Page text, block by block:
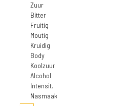
Zuur
Bitter
Fruitig
Moutig
Kruidig
Body
Koolzuur
Alcohol
Intensit.
Nasmaak